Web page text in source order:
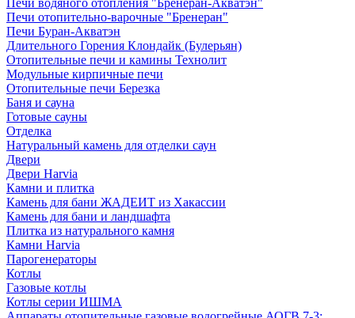
Печи водяного отопления "Бренеран-Акватэн"
Печи отопительно-варочные "Бренеран"
Печи Буран-Акватэн
Длительного Горения Клондайк (Булерьян)
Отопительные печи и камины Технолит
Модульные кирпичные печи
Отопительные печи Березка
Баня и сауна
Готовые сауны
Отделка
Натуральный камень для отделки саун
Двери
Двери Harvia
Камни и плитка
Камень для бани ЖАДЕИТ из Хакассии
Камень для бани и ландшафта
Плитка из натурального камня
Камни Harvia
Парогенераторы
Котлы
Газовые котлы
Котлы серии ИШМА